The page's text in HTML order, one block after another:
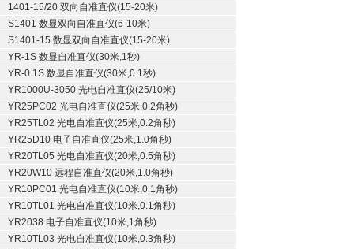
1401-15/20 双向自准直仪(15-20米)
S1401 数显双向自准直仪(6-10米)
S1401-15 数显双向自准直仪(15-20米)
YR-1S 数显自准直仪(30米,1秒)
YR-0.1S 数显自准直仪(30米,0.1秒)
YR1000U-3050 光电自准直仪(25/10米)
YR25PC02 光电自准直仪(25米,0.2角秒)
YR25TL02 光电自准直仪(25米,0.2角秒)
YR25D10 电子自准直仪(25米,1.0角秒)
YR20TL05 光电自准直仪(20米,0.5角秒)
YR20W10 远程自准直仪(20米,1.0角秒)
YR10PC01 光电自准直仪(10米,0.1角秒)
YR10TL01 光电自准直仪(10米,0.1角秒)
YR2038 电子自准直仪(10米,1角秒)
YR10TL03 光电自准直仪(10米,0.3角秒)